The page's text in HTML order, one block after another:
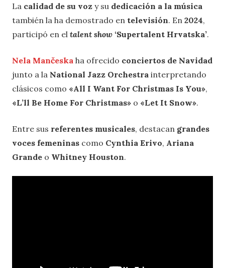
La calidad de su voz y su dedicación a la música
también la ha demostrado en televisión. En 2024,
participó en el talent show ‘Supertalent Hrvatska’.
Nela Mančeska ha ofrecido conciertos de Navidad
junto a la National Jazz Orchestra interpretando
clásicos como «All I Want For Christmas Is You»,
«L’ll Be Home For Christmas» o «Let It Snow».
Entre sus referentes musicales, destacan grandes
voces femeninas como Cynthia Erivo, Ariana
Grande o Whitney Houston.